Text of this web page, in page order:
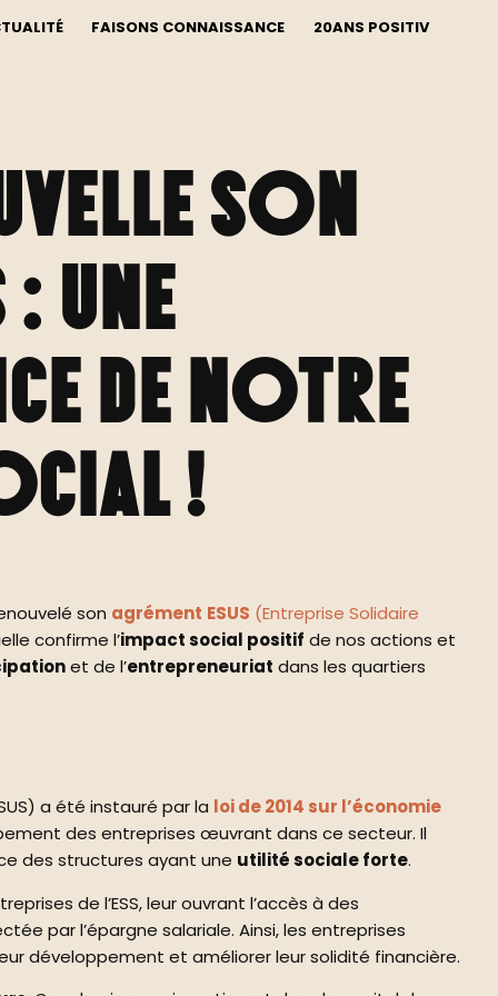
FAISONS CONNAISSANCE 20ANS POSITIV
son
: une
de notre
!
son agrément ESUS (Entreprise Solidaire
confirme l’impact social positif de nos actions et
et de l’entrepreneuriat dans les quartiers
a été instauré par la loi de 2014 sur l’économie
des entreprises œuvrant dans ce secteur. Il
des structures ayant une utilité sociale forte.
de l’ESS, leur ouvrant l’accès à des
par l’épargne salariale. Ainsi, les entreprises
développement et améliorer leur solidité financière.